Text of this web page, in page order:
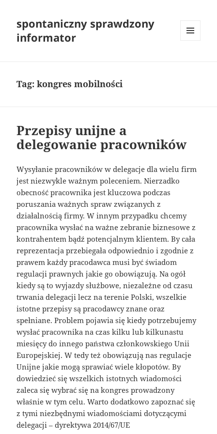
spontaniczny sprawdzony
informator
Tag:kongres mobilności
Przepisy unijne a
delegowanie pracowników
Wysyłanie pracowników w delegacje dla wielu firm
jest niezwykle ważnym poleceniem. Nierzadko
obecność pracownika jest kluczowa podczas
poruszania ważnych spraw związanych z
działalnością firmy. W innym przypadku chcemy
pracownika wysłać na ważne zebranie biznesowe z
kontrahentem bądź potencjalnym klientem. By cała
reprezentacja przebiegała odpowiednio i zgodnie z
prawem każdy pracodawca musi być świadom
regulacji prawnych jakie go obowiązują. Na ogół
kiedy są to wyjazdy służbowe, niezależne od czasu
trwania delegacji lecz na terenie Polski, wszelkie
istotne przepisy są pracodawcy znane oraz
spełniane. Problem pojawia się kiedy potrzebujemy
wysłać pracownika na czas kilku lub kilkunastu
miesięcy do innego państwa członkowskiego Unii
Europejskiej. W tedy też obowiązują nas regulacje
Unijne jakie mogą sprawiać wiele kłopotów. By
dowiedzieć się wszelkich istotnych wiadomości
zaleca się wybrać się na kongres prowadzony
właśnie w tym celu. Warto dodatkowo zapoznać się
z tymi niezbędnymi wiadomościami dotyczącymi
delegacji – dyrektywa 2014/67/UE